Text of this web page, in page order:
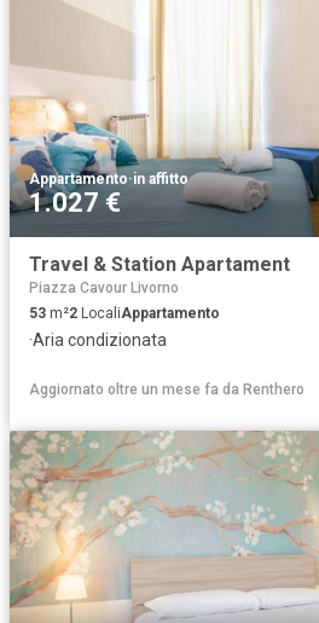
Appartamento·in affitto
1.027 €
Travel & Station Apartament
Piazza Cavour Livorno
53 m²2 LocaliAppartamento
·Aria condizionata
Aggiornato oltre un mese fa da Renthero